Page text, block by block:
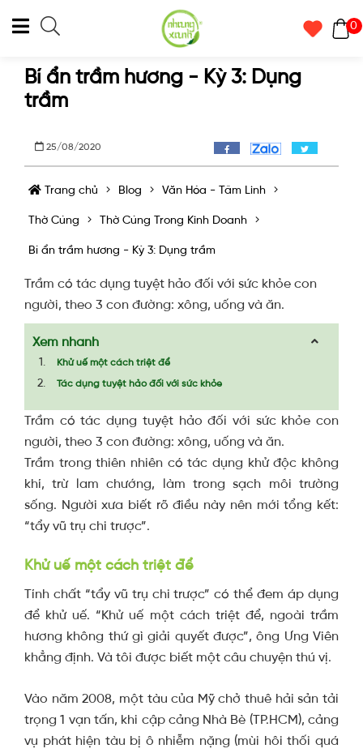
0
Bí ẩn trầm hương - Kỳ 3: Dụng
trầm
25/08/2020
Trang chủ Blog Văn Hóa - Tâm Linh
Thờ Cúng Thờ Cúng Trong Kinh Doanh
Bí ẩn trầm hương - Kỳ 3: Dụng trầm
Trầm có tác dụng tuyệt hảo đối với sức khỏe con
người, theo 3 con đường: xông, uống và ăn.
Xem nhanh
Khử uế một cách triệt để
Tác dụng tuyệt hảo đối với sức khỏe
Trầm có tác dụng tuyệt hảo đối với sức khỏe con
người, theo 3 con đường: xông, uống và ăn.
Trầm trong thiên nhiên có tác dụng khử độc không
khí, trừ lam chướng, làm trong sạch môi trường
sống. Người xưa biết rõ điều này nên mới tổng kết:
“tẩy vũ trụ chi trược”.
Khử uế một cách triệt để
Tính chất “tẩy vũ trụ chi trược” có thể đem áp dụng
để khử uế. “Khử uế một cách triệt để, ngoài trầm
hương không thứ gì giải quyết được”, ông Ưng Viên
khẳng định. Và tôi được biết một câu chuyện thú vị.
Vào năm 2008, một tàu của Mỹ chở thuê hải sản tải
trọng 1 vạn tấn, khi cập cảng Nhà Bè (TP.HCM), cảng
vụ phát hiện tàu bị ô nhiễm nặng (mùi hôi thối quá